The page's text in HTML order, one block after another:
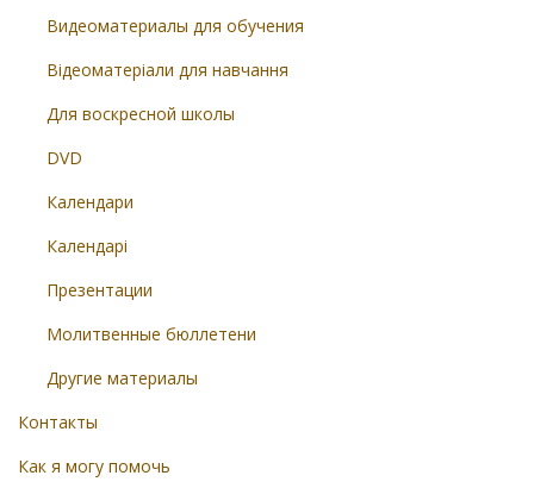
Видеоматериалы для обучения
Відеоматеріали для навчання
Для воскресной школы
DVD
Календари
Календарі
Презентации
Молитвенные бюллетени
Другие материалы
Контакты
Как я могу помочь